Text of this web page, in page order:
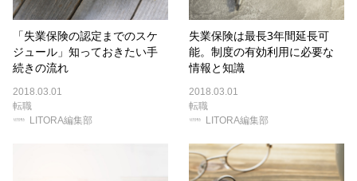
「失業保険の認定までのスケ
ジュール」知っておきたい手
続きの流れ
2018.03.01
転職
LITORA編集部
失業保険は最長3年間延長可
能。制度の有効利用に必要な
情報と知識
2018.03.01
転職
LITORA編集部